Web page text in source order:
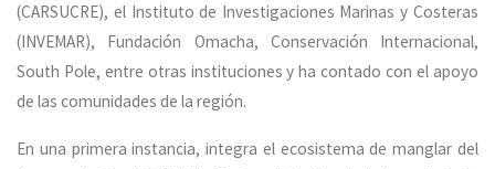
(CARSUCRE), el Instituto de Investigaciones Marinas y Costeras
(INVEMAR), Fundación Omacha, Conservación Internacional,
South Pole, entre otras instituciones y ha contado con el apoyo
de las comunidades de la región.
En una primera instancia, integra el ecosistema de manglar del